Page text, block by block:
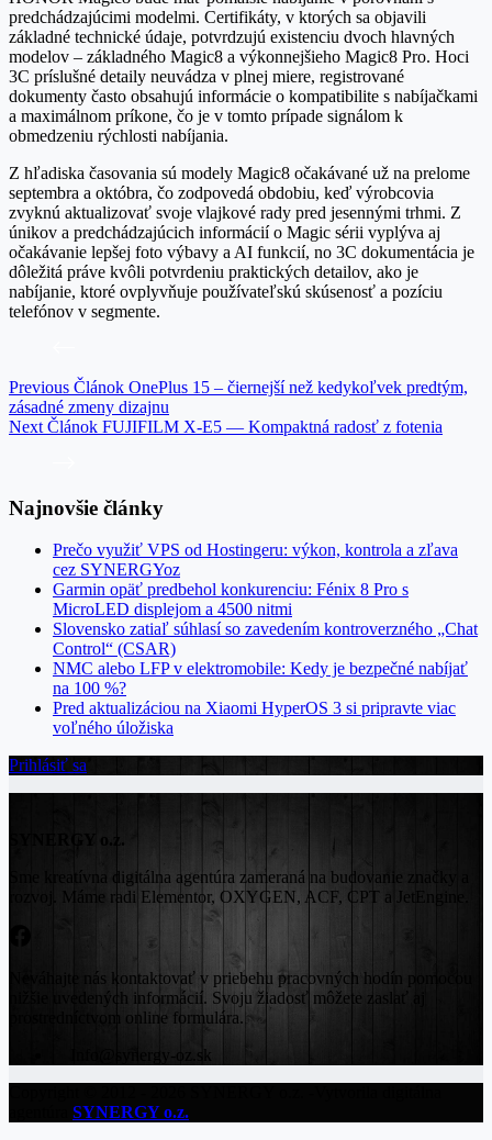
predchádzajúcimi modelmi. Certifikáty, v ktorých sa objavili
základné technické údaje, potvrdzujú existenciu dvoch hlavných
modelov – základného Magic8 a výkonnejšieho Magic8 Pro. Hoci
3C príslušné detaily neuvádza v plnej miere, registrované
dokumenty často obsahujú informácie o kompatibilite s nabíjačkami
a maximálnom príkone, čo je v tomto prípade signálom k
obmedzeniu rýchlosti nabíjania.
Z hľadiska časovania sú modely Magic8 očakávané už na prelome
septembra a októbra, čo zodpovedá obdobiu, keď výrobcovia
zvyknú aktualizovať svoje vlajkové rady pred jesennými trhmi. Z
únikov a predchádzajúcich informácií o Magic sérii vyplýva aj
očakávanie lepšej foto výbavy a AI funkcií, no 3C dokumentácia je
dôležitá práve kvôli potvrdeniu praktických detailov, ako je
nabíjanie, ktoré ovplyvňuje používateľskú skúsenosť a pozíciu
telefónov v segmente.
Previous Článok OnePlus 15 – čiernejší než kedykoľvek predtým,
zásadné zmeny dizajnu
Next Článok FUJIFILM X-E5 — Kompaktná radosť z fotenia
Najnovšie články
Prečo využiť VPS od Hostingeru: výkon, kontrola a zľava
cez SYNERGYoz
Garmin opäť predbehol konkurenciu: Fénix 8 Pro s
MicroLED displejom a 4500 nitmi
Slovensko zatiaľ súhlasí so zavedením kontroverzného „Chat
Control“ (CSAR)
NMC alebo LFP v elektromobile: Kedy je bezpečné nabíjať
na 100 %?
Pred aktualizáciou na Xiaomi HyperOS 3 si pripravte viac
voľného úložiska
Prihlásiť sa
SYNERGY o.z.
Sme kreatívna digitálna agentúra zameraná na budovanie značky a
rozvoj. Máme radi Elementor, OXYGEN, ACF, CPT a JetEngine.
Neváhajte nás kontaktovať v priebehu pracovných hodín pomocou
nižšie uvedených informácií. Svoju žiadosť môžete zaslať aj
prostredníctvom online formulára.
Info@synergy-oz.sk
SYNERGY o.z.